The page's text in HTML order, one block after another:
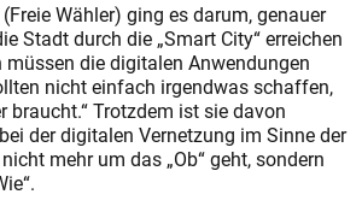
Wähler) ging es darum, genauer
Stadt durch die „Smart City“ erreichen
müssen die digitalen Anwendungen
nicht einfach irgendwas schaffen,
braucht.“ Trotzdem ist sie davon
der digitalen Vernetzung im Sinne der
mehr um das „Ob“ geht, sondern